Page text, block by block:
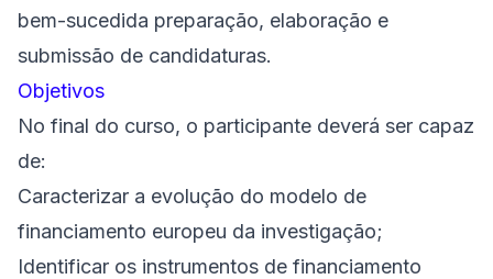
bem-sucedida preparação, elaboração e
submissão de candidaturas.
Objetivos
No final do curso, o participante deverá ser capaz
de:
Caracterizar a evolução do modelo de
financiamento europeu da investigação;
Identificar os instrumentos de financiamento